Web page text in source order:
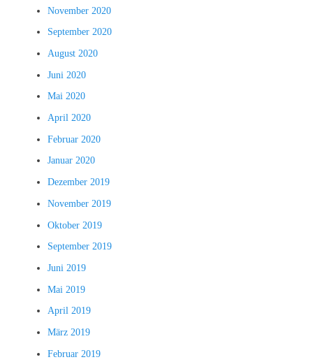
November 2020
September 2020
August 2020
Juni 2020
Mai 2020
April 2020
Februar 2020
Januar 2020
Dezember 2019
November 2019
Oktober 2019
September 2019
Juni 2019
Mai 2019
April 2019
März 2019
Februar 2019